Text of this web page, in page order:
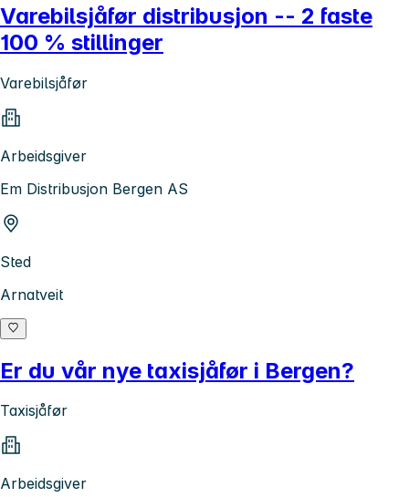
Varebilsjåfør distribusjon -- 2 faste
100 % stillinger
Varebilsjåfør
Arbeidsgiver
Em Distribusjon Bergen AS
Sted
Arnatveit
Er du vår nye taxisjåfør i Bergen?
Taxisjåfør
Arbeidsgiver